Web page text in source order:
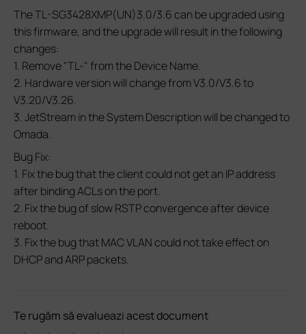
The TL-SG3428XMP(UN)3.0/3.6 can be upgraded using
this firmware, and the upgrade will result in the following
changes:
1. Remove "TL-" from the Device Name.
2. Hardware version will change from V3.0/V3.6 to
V3.20/V3.26.
3. JetStream in the System Description will be changed to
Omada.
Bug Fix:
1. Fix the bug that the client could not get an IP address
after binding ACLs on the port.
2. Fix the bug of slow RSTP convergence after device
reboot.
3. Fix the bug that MAC VLAN could not take effect on
DHCP and ARP packets.
Te rugăm să evalueazi acest document